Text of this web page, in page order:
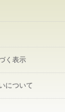
く表示
について